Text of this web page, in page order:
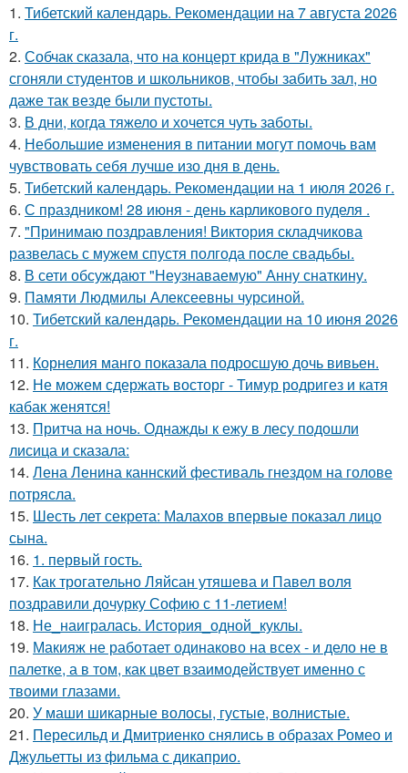
1. Тибетский календарь. Рекомендации на 7 августа 2026
г.
2. Собчак сказала, что на концерт крида в "Лужниках"
сгоняли студентов и школьников, чтобы забить зал, но
даже так везде были пустоты.
3. В дни, когда тяжело и хочется чуть заботы.
4. Небольшие изменения в питании могут помочь вам
чувствовать себя лучше изо дня в день.
5. Тибетский календарь. Рекомендации на 1 июля 2026 г.
6. С праздником! 28 июня - день карликового пуделя .
7. "Принимаю поздравления! Виктория складчикова
развелась с мужем спустя полгода после свадьбы.
8. В сети обсуждают "Неузнаваемую" Анну снаткину.
9. Памяти Людмилы Алексеевны чурсиной.
10. Тибетский календарь. Рекомендации на 10 июня 2026
г.
11. Корнелия манго показала подросшую дочь вивьен.
12. Не можем сдержать восторг - Тимур родригез и катя
кабак женятся!
13. Притча на ночь. Однажды к ежу в лесу подошли
лисица и сказала:
14. Лена Ленина каннский фестиваль гнездом на голове
потрясла.
15. Шесть лет секрета: Малахов впервые показал лицо
сына.
16. 1. первый гость.
17. Как трогательно Ляйсан утяшева и Павел воля
поздравили дочурку Софию с 11-летием!
18. Не_наигралась. История_одной_куклы.
19. Макияж не работает одинаково на всех - и дело не в
палетке, а в том, как цвет взаимодействует именно с
твоими глазами.
20. У маши шикарные волосы, густые, волнистые.
21. Пересильд и Дмитриенко снялись в образах Ромео и
Джульетты из фильма с дикаприо.